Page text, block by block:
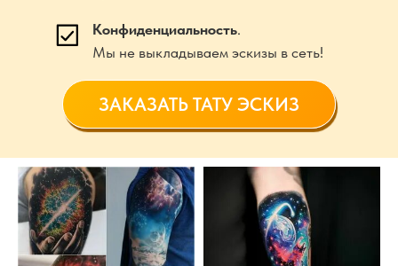
Конфиденциальность.
Мы не выкладываем эскизы в сеть!
ЗАКАЗАТЬ ТАТУ ЭСКИЗ